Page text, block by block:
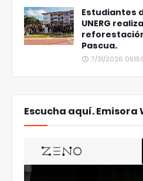
Estudiantes
UNERG
Pascua.
7/31/2026
Escucha aquí. Emisora